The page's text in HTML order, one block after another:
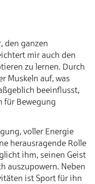
den ganzen
mir auch den
zu lernen. Durch
Muskeln auf, was
beeinflusst,
für Bewegung
voller Energie
herausragende Rolle
ihm, seinen Geist
auszupowern. Neben
ist Sport für ihn